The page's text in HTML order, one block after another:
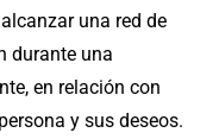
una red de
durante una
en relación con
y sus deseos.